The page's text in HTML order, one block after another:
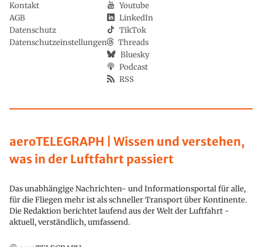
aeroTELEGRAPH | Wissen und verstehen,
was in der Luftfahrt passiert
Das unabhängige Nachrichten- und Informationsportal für alle,
für die Fliegen mehr ist als schneller Transport über Kontinente.
Die Redaktion berichtet laufend aus der Welt der Luftfahrt -
aktuell, verständlich, umfassend.
Kontakt
AGB
Datenschutz
Datenschutzeinstellungen
Youtube
LinkedIn
TikTok
Threads
Bluesky
Podcast
RSS